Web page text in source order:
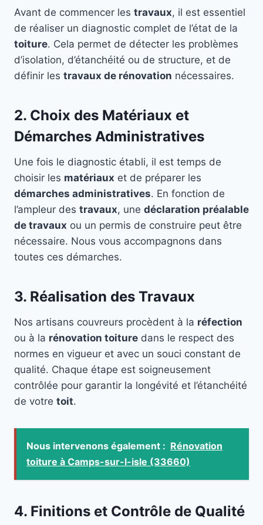
Avant de commencer les travaux, il est essentiel
de réaliser un diagnostic complet de l’état de la
toiture. Cela permet de détecter les problèmes
d’isolation, d’étanchéité ou de structure, et de
définir les travaux de rénovation nécessaires.
2. Choix des Matériaux et
Démarches Administratives
Une fois le diagnostic établi, il est temps de
choisir les matériaux et de préparer les
démarches administratives. En fonction de
l’ampleur des travaux, une déclaration préalable
de travaux ou un permis de construire peut être
nécessaire. Nous vous accompagnons dans
toutes ces démarches.
3. Réalisation des Travaux
Nos artisans couvreurs procèdent à la réfection
ou à la rénovation toiture dans le respect des
normes en vigueur et avec un souci constant de
qualité. Chaque étape est soigneusement
contrôlée pour garantir la longévité et l’étanchéité
de votre toit.
Nous intervenons également : Rénovation
toiture à Camps-sur-l-isle (33660)
4. Finitions et Contrôle de Qualité